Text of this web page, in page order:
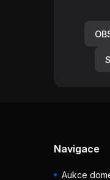
Navigace
Aukce